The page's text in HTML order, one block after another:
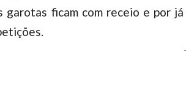
garotas ficam com receio e por